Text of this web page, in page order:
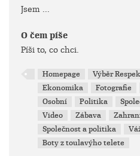
Jsem ...
O čem píše
Píši to, co chci.
Homepage Výběr
Ekonomika
Fotografie
Osobní
Politika
Video
Zábava
Společnost a politika
Boty z toulavýho telete